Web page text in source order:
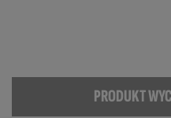
PRODUKT